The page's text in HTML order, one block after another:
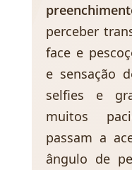
perceber
face e
e sensação
selfies e
muitos
passam a
ângulo de